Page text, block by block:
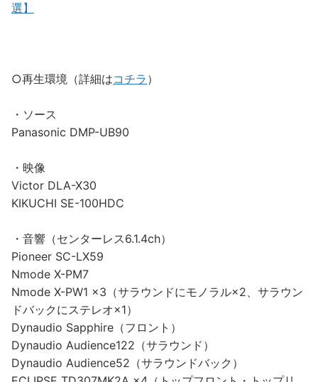
選】
○再生環境（詳細はコチラ ）
・ソース
Panasonic DMP-UB90
・映像
Victor DLA-X30
KIKUCHI SE-100HDC
・音響（センターレス6.1.4ch）
Pioneer SC-LX59
Nmode X-PM7
Nmode X-PW1 ×3（サラウンドにモノラル×2、サラウン
ドバックにステレオ×1）
Dynaudio Sapphire（フロント）
Dynaudio Audience122（サラウンド）
Dynaudio Audience52（サラウンドバック）